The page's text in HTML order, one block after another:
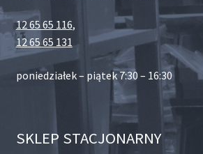
12 65 65 116,
12 65 65 131
poniedziałek – piątek 7:30 – 16:30
SKLEP STACJONARNY